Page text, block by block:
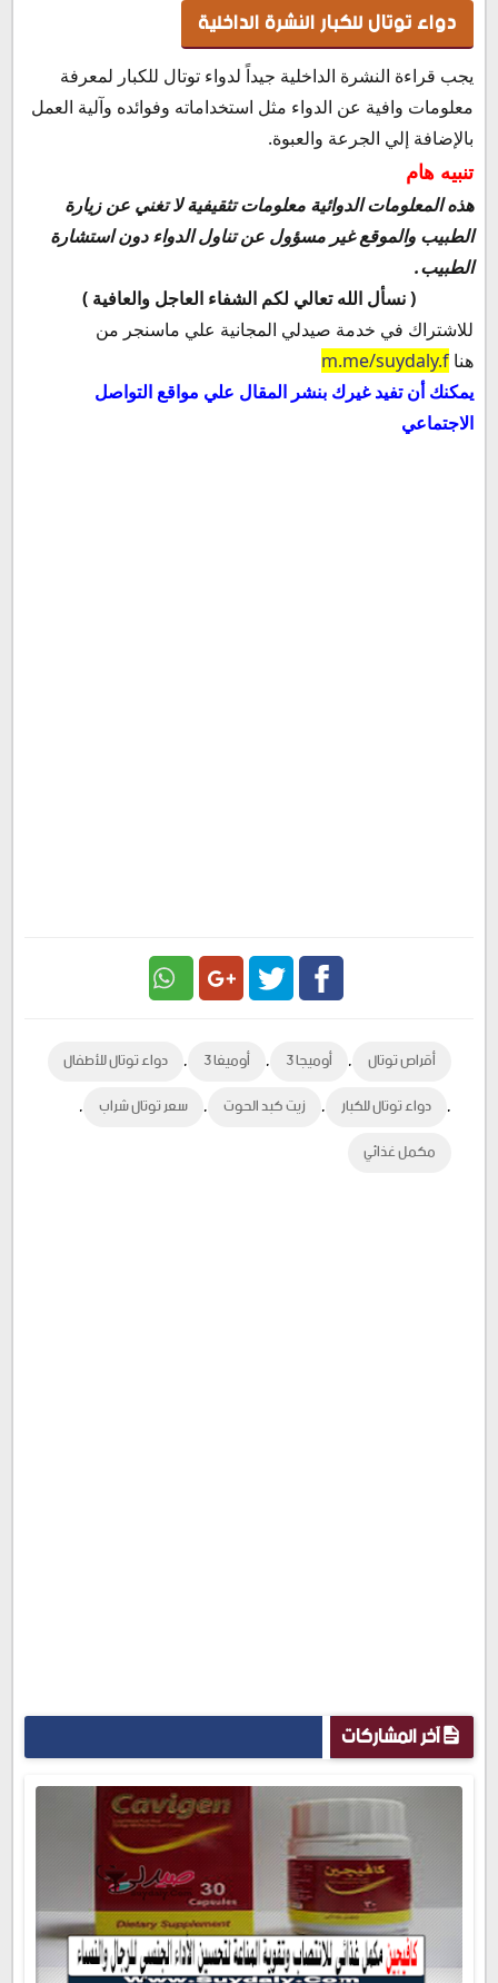
دواء توتال للكبار النشرة الداخلية
يجب قراءة النشرة الداخلية جيداً لدواء توتال للكبار لمعرفة
معلومات وافية عن الدواء مثل استخداماته وفوائده وآلية العمل
بالإضافة إلي الجرعة والعبوة.
تنبيه هام
هذه المعلومات الدوائية معلومات تثقيفية لا تغني عن زيارة
الطبيب والموقع غير مسؤول عن تناول الدواء دون استشارة
الطبيب.
( نسأل الله تعالي لكم الشفاء العاجل والعافية )
للاشتراك في خدمة صيدلي المجانية علي ماسنجر من
هنا m.me/suydaly.f
يمكنك أن تفيد غيرك بنشر المقال علي مواقع التواصل
الاجتماعي
Plus أقراص توتال , أوميجا 3 , أوميغا 3 , دواء توتال للأطفال
, دواء توتال للكبار , زيت كبد الحوت , سعر توتال شراب ,
مكمل غذائي
آخر المشاركات